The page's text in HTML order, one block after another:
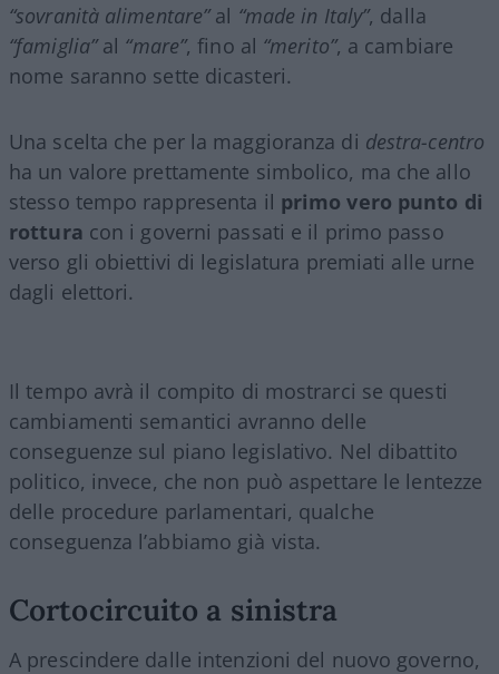
“sovranità alimentare”al “made in Italy”, dalla
“famiglia”al “mare”, fino al “merito”, a cambiare
nome saranno sette dicasteri.
Una scelta che per la maggioranza di destra-centro
ha un valore prettamente simbolico, ma che allo
stesso tempo rappresenta il primo vero punto di
rottura con i governi passati e il primo passo
verso gli obiettivi di legislatura premiati alle urne
dagli elettori.
Il tempo avrà il compito di mostrarci se questi
cambiamenti semantici avranno delle
conseguenze sul piano legislativo. Nel dibattito
politico, invece, che non può aspettare le lentezze
delle procedure parlamentari, qualche
conseguenza l’abbiamo già vista.
Cortocircuito a sinistra
A prescindere dalle intenzioni del nuovo governo,